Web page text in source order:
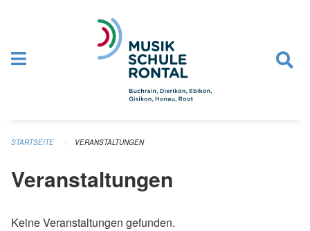
STARTSEITE VERANSTALTUNGEN
Veranstaltungen
Keine Veranstaltungen gefunden.